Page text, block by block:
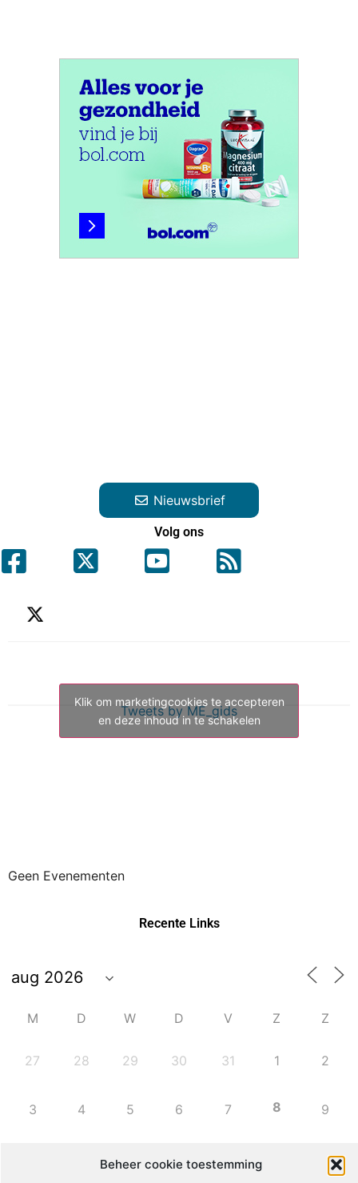
Beheer cookie toestemming
Nieuwsbrief
Volg ons
Tweets by ME_gids
Klik om marketingcookies te accepteren
en deze inhoud in te schakelen
Geen Evenementen
Recente Links
M D W D V Z Z
27 28 29 30 31 1 2
3 4 5 6 7 8 9
12 13 14 16